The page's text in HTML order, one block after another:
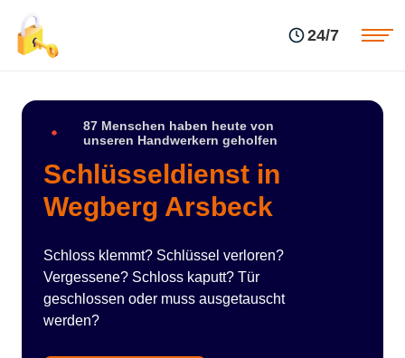
24/7
87 Menschen haben heute von
unseren Handwerkern geholfen
Schlüsseldienst in
Wegberg Arsbeck
Schloss klemmt? Schlüssel verloren?
Vergessene? Schloss kaputt? Tür
geschlossen oder muss ausgetauscht
werden?